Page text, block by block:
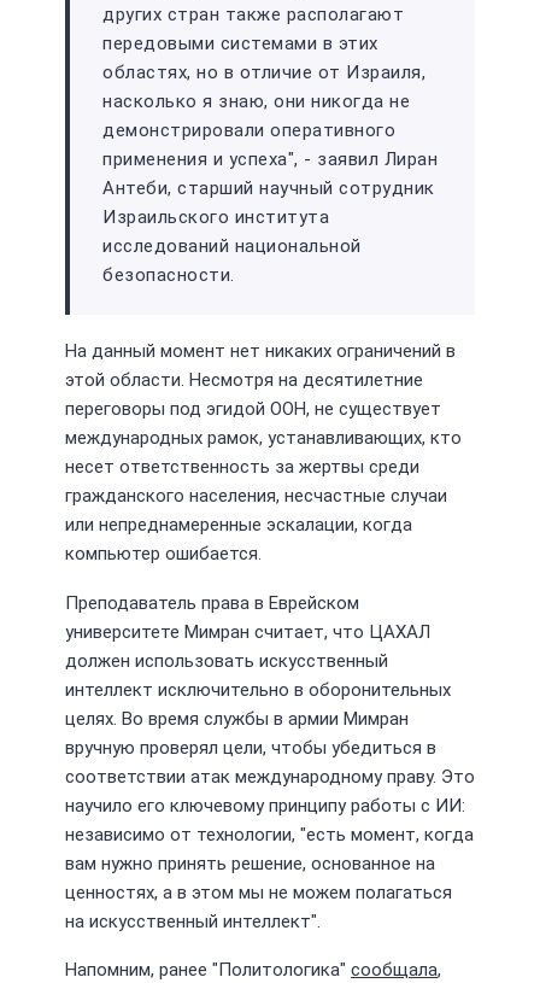
других стран также располагают
передовыми системами в этих
областях, но в отличие от Израиля,
насколько я знаю, они никогда не
демонстрировали оперативного
применения и успеха", - заявил Лиран
Антеби, старший научный сотрудник
Израильского института
исследований национальной
безопасности.
На данный момент нет никаких ограничений в
этой области. Несмотря на десятилетние
переговоры под эгидой ООН, не существует
международных рамок, устанавливающих, кто
несет ответственность за жертвы среди
гражданского населения, несчастные случаи
или непреднамеренные эскалации, когда
компьютер ошибается.
Преподаватель права в Еврейском
университете Мимран считает, что ЦАХАЛ
должен использовать искусственный
интеллект исключительно в оборонительных
целях. Во время службы в армии Мимран
вручную проверял цели, чтобы убедиться в
соответствии атак международному праву. Это
научило его ключевому принципу работы с ИИ:
независимо от технологии, "есть момент, когда
вам нужно принять решение, основанное на
ценностях, а в этом мы не можем полагаться
на искусственный интеллект".
Напомним, ранее "Политологика" сообщала,